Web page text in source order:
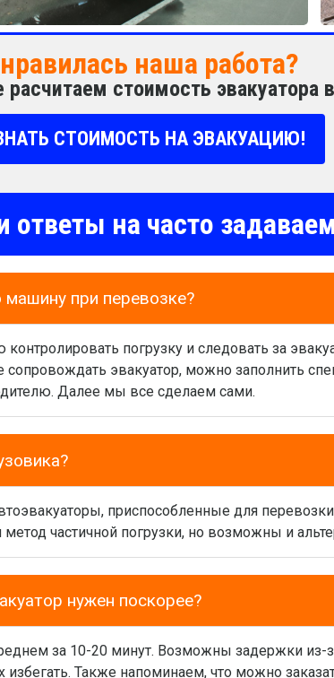
наша работа?
расчитаем стоимость эвакуатора
СТОИМОСТЬ НА ЭВАКУАЦИЮ!
ответы на часто
при перевозке?
погрузку и следовать за
сопровождать эвакуатор, можно заполнить
Далее мы все сделаем сами.
приспособленные для
частичной погрузки, но возможны и
нужен поскорее?
за 10-20 минут. Возможны задержки из-
Также напоминаем, что можно